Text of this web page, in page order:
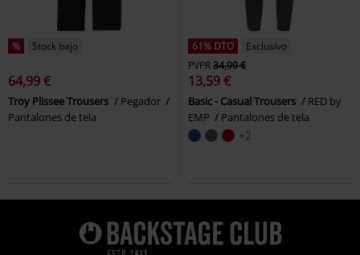
% Stock bajo
64,99 €
Troy Plissee Trousers
Pegador
Pantalones de tela
61% DTO
Exclusivo
PVPR34,99 €
13,59 €
Basic - Casual Trousers
RED by
EMP
Pantalones de tela
+2